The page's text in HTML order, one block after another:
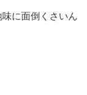
に面倒くさいん